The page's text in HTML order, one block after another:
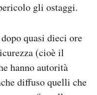
gli ostaggi.
quasi dieci ore
(cioè il
hanno autorità
diffuso quelli che